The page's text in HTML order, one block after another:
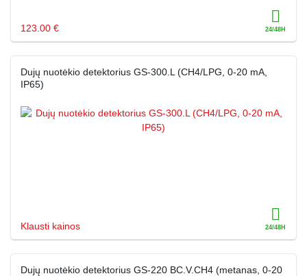
123.00 €
Dujų nuotėkio detektorius GS-300.L (CH4/LPG, 0-20 mA,
IP65)
Klausti kainos
Dujų nuotėkio detektorius GS-220 BC.V.CH4 (metanas, 0-20